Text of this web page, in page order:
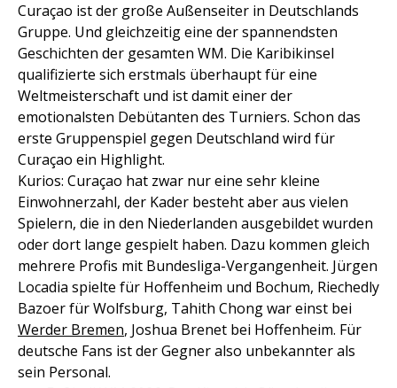
Curaçao ist der große Außenseiter in Deutschlands
Gruppe. Und gleichzeitig eine der spannendsten
Geschichten der gesamten WM. Die Karibikinsel
qualifizierte sich erstmals überhaupt für eine
Weltmeisterschaft und ist damit einer der
emotionalsten Debütanten des Turniers. Schon das
erste Gruppenspiel gegen Deutschland wird für
Curaçao ein Highlight.
Kurios: Curaçao hat zwar nur eine sehr kleine
Einwohnerzahl, der Kader besteht aber aus vielen
Spielern, die in den Niederlanden ausgebildet wurden
oder dort lange gespielt haben. Dazu kommen gleich
mehrere Profis mit Bundesliga-Vergangenheit. Jürgen
Locadia spielte für Hoffenheim und Bochum, Riechedly
Bazoer für Wolfsburg, Tahith Chong war einst bei
Werder Bremen, Joshua Brenet bei Hoffenheim. Für
deutsche Fans ist der Gegner also unbekannter als
sein Personal.